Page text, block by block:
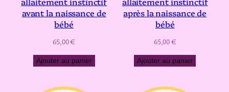
avant la naissance de
bébé
65,00€
Ajouter au panier
après la naissance de
bébé
65,00€
Ajouter au panier